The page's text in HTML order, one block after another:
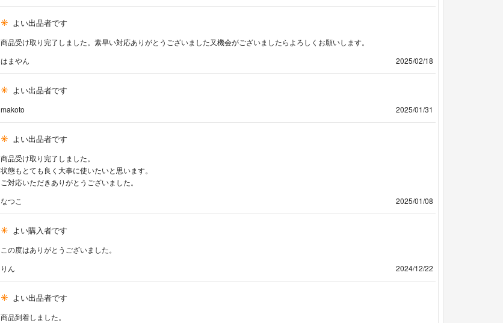
よい出品者です
商品受け取り完了しました。素早い対応ありがとうございました又機会がございましたらよろしくお願いします。
はまやん
2025/02/18
よい出品者です
makoto 2025/01/31
よい出品者です
商品受け取り完了しました。
状態もとても良く大事に使いたいと思います。
ご対応いただきありがとうございました。
なつこ
2025/01/08
よい購入者です
この度はありがとうございました。
りん
2024/12/22
よい出品者です
商品到着しました。